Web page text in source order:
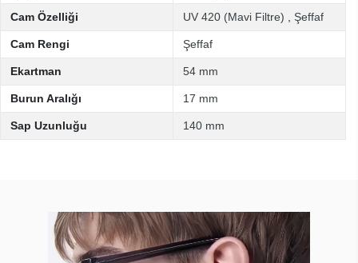
Cam Özelliği UV 420 (Mavi Filtre) Şeffaf
Cam Rengi Şeffaf
Ekartman 54 mm
Burun Aralığı 17 mm
Sap Uzunluğu 140 mm